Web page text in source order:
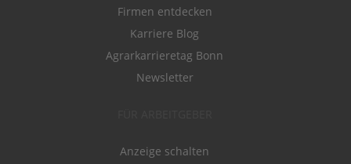
Firmen entdecken
Karriere Blog
Agrarkarrieretag Bonn
Newsletter
Anzeige schalten